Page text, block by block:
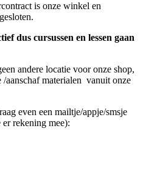
is onze winkel en
dus cursussen en lessen gaan
andere locatie voor onze shop,
aanschaf materialen vanuit onze
even een mailtje/appje/smsje
rekening mee):